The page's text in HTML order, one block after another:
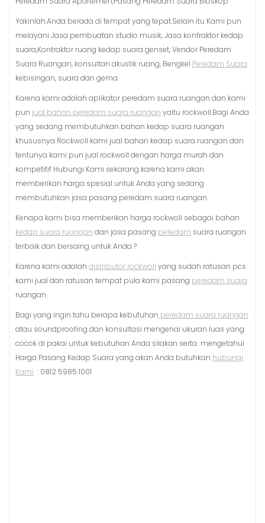
Yakinlah.Anda berada di tempat yang tepat.Selain itu Kami pun
melayani Jasa pembuatan studio musik, Jasa kontraktor kedap
suara,Kontraktor ruang kedap suara genset, Vendor Peredam
Suara Ruangan, konsultan akustik ruang, Bengkel Peredam Suara
kebisingan, suara dan gema.
Karena kami adalah aplikator peredam suara ruangan dan kami
pun jual bahan peredam suara ruangan yaitu rockwoll.Bagi Anda
yang sedang membutuhkan bahan kedap suara ruangan
khususnya Rockwoll kami jual bahan kedap suara ruangan dan
tentunya kami pun jual rockwoll dengan harga murah dan
kompetitif Hubungi Kami sekarang karena kami akan
memberikan harga spesial untuk Anda yang sedang
membutuhkan jasa pasang peredam suara ruangan.
Kenapa kami bisa memberikan harga rockwoll sebagai bahan
kedap suara ruangan dan jasa pasang peredam suara ruangan
terbaik dan bersaing untuk Anda ?
Karena kami adalah distributor rockwoll yang sudah ratusan pcs
kami jual dan ratusan tempat pula kami pasang peredam suara
ruangan.
Bagi yang ingin tahu berapa kebutuhan peredam suara ruangan
atau soundproofing dan konsultasi mengenai ukuran luas yang
cocok di pakai untuk kebutuhan Anda silakan serta mengetahui
Harga Pasang Kedap Suara yang akan Anda butuhkan hubungi
Kami : 0812 5985 1001